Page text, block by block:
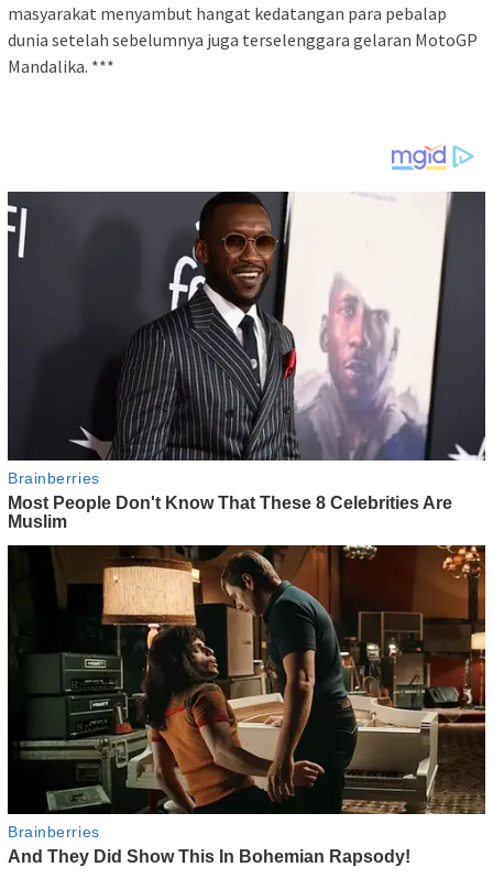
masyarakat menyambut hangat kedatangan para pebalap
dunia setelah sebelumnya juga terselenggara gelaran MotoGP
Mandalika. ***